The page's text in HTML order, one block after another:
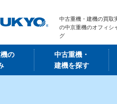
中古重機・建機の買取
の中京重機のオフィシ
グ
の
中古重機・
建機を探す